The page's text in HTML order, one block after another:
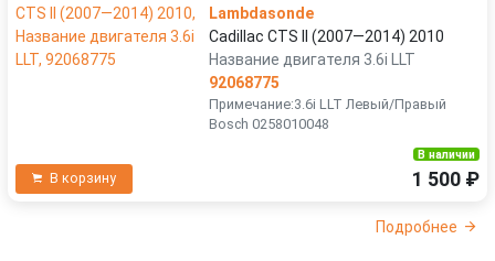
Lambdasonde
Cadillac CTS II (2007—2014) 2010
Название двигателя 3.6i LLT
92068775
Примечание:3.6i LLT Левый/Правый
Bosch 0258010048
В корзину
В наличии
1 500 ₽
Подробнее